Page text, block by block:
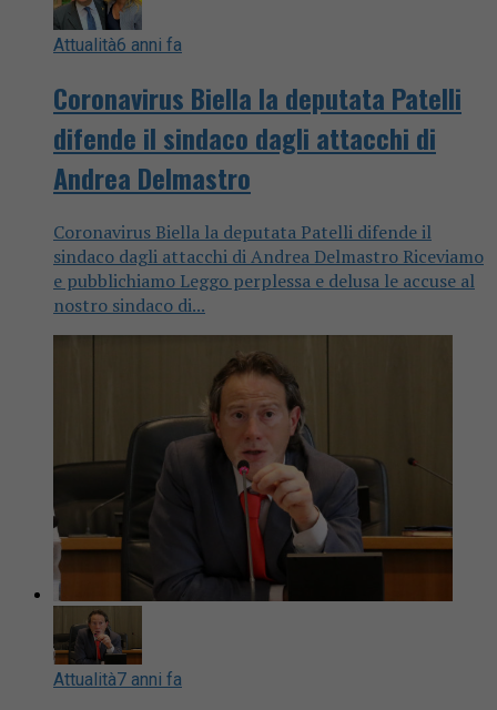
Attualità6 anni fa
Coronavirus Biella la deputata Patelli
difende il sindaco dagli attacchi di
Andrea Delmastro
Coronavirus Biella la deputata Patelli difende il
sindaco dagli attacchi di Andrea Delmastro Riceviamo
e pubblichiamo Leggo perplessa e delusa le accuse al
nostro sindaco di...
Attualità7 anni fa